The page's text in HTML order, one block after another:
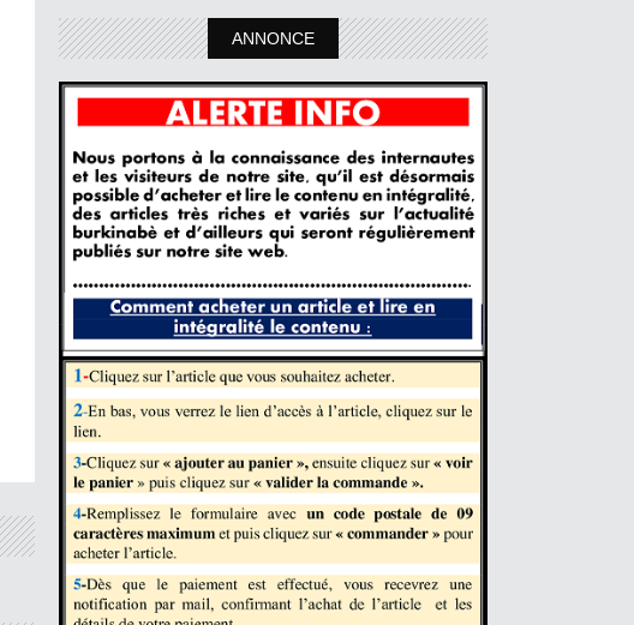
ANNONCE